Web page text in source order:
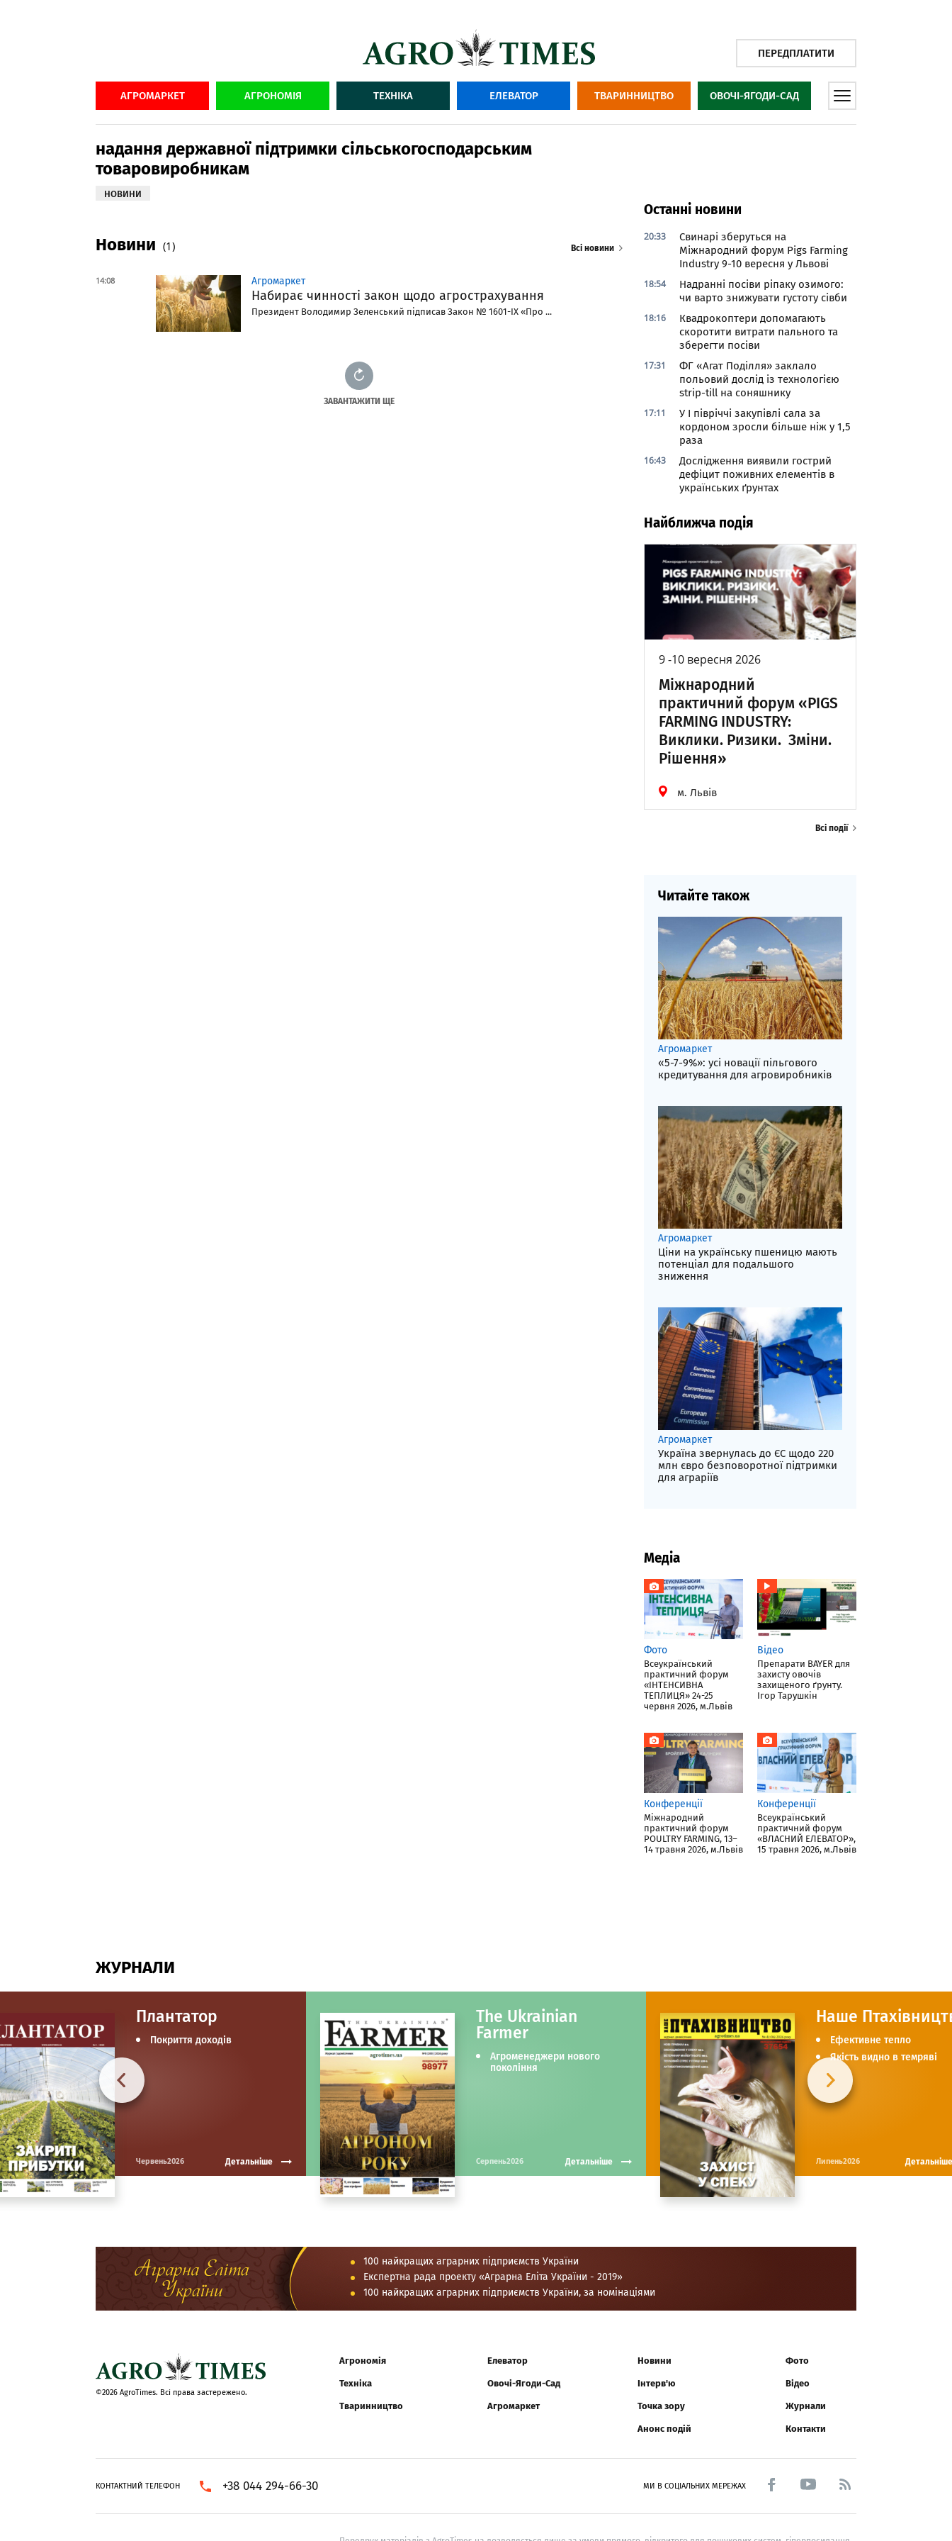
ПЕРЕДПЛАТИТИ
АГРОМАРКЕТ АГРОНОМІЯ ТЕХНІКА ЕЛЕВАТОР ТВАРИННИЦТВО ОВОЧІ-ЯГОДИ-САД
надання державної підтримки сільськогосподарським
товаровиробникам
НОВИНИ
Новини (1) Всі новини
14:08 Агромаркет
Набирає чинності закон щодо агрострахування
Президент Володимир Зеленський підписав Закон № 1601-ІХ «Про ...
ЗАВАНТАЖИТИ ЩЕ
Останні новини
20:33
Свинарі зберуться на
Міжнародний форум Pigs Farming
Industry 9-10 вересня у Львові
18:54
Надранні посіви ріпаку озимого:
чи варто знижувати густоту сівби
18:16
Квадрокоптери допомагають
скоротити витрати пального та
зберегти посіви
17:31
ФГ «Агат Поділля» заклало
польовий дослід із технологією
strip-till на соняшнику
17:11
У І півріччі закупівлі сала за
кордоном зросли більше ніж у 1,5
раза
16:43
Дослідження виявили гострий
дефіцит поживних елементів в
українських ґрунтах
Найближча подія
9 -10 вересня 2026
Міжнародний
практичний форум «PIGS
FARMING INDUSTRY:
Виклики. Ризики. Зміни.
Рішення»
м. Львів
Всі події
Читайте також
Агромаркет
«5-7-9%»: усі новації пільгового
кредитування для агровиробників
Агромаркет
Ціни на українську пшеницю мають
потенціал для подальшого
зниження
Агромаркет
Україна звернулась до ЄС щодо 220
млн євро безповоротної підтримки
для аграріїв
Медіа
Фото
Всеукраїнський
практичний форум
«ІНТЕНСИВНА
ТЕПЛИЦЯ» 24-25
червня 2026, м.Львів
Відео
Препарати BAYER для
захисту овочів
захищеного ґрунту.
Ігор Тарушкін
Конференції
Міжнародний
практичний форум
POULTRY FARMING, 13–
14 травня 2026, м.Львів
Конференції
Всеукраїнський
практичний форум
«ВЛАСНИЙ ЕЛЕВАТОР»,
15 травня 2026, м.Львів
ЖУРНАЛИ
The Ukrainian
Farmer
Агроменеджери нового
покоління
Серпень2026 Детальніше
Наше
Ефективне тепло
Якість видно в темряві
Липень2026 Детальніше
Плантатор
Покриття доходів
Червень2026 Детальніше
100 найкращих аграрних підприємств України
Експертна рада проекту «Аграрна Еліта України - 2019»
100 найкращих аграрних підприємств України, за номінаціями
©2026 AgroTimes. Всі права застережено.
Агрономія
Техніка
Тваринництво
Елеватор
Овочі-Ягоди-Сад
Агромаркет
Новини
Інтерв'ю
Точка зору
Анонс подій
Фото
Відео
Журнали
Контакти
КОНТАКТНИЙ ТЕЛЕФОН +38 044 294-66-30 МИ В СОЦІАЛЬНИХ МЕРЕЖАХ